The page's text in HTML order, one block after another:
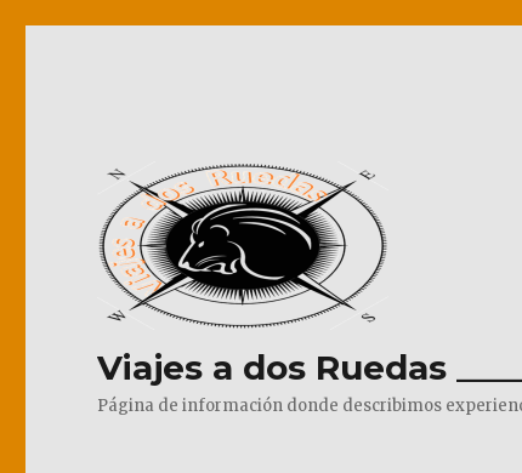
Viajes a dos Ruedas
Página de información donde describimos